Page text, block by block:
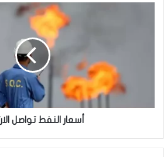
أسعار النفط تواصل